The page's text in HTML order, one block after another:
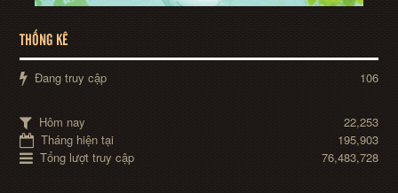
THỐNG KÊ
Đang truy cập 106
Hôm nay
22,253
Tháng hiện tại
195,903
Tổng lượt truy cập
76,483,728